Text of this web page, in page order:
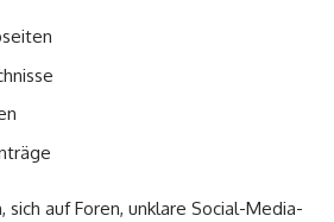
auf Foren, unklare Social-Media-